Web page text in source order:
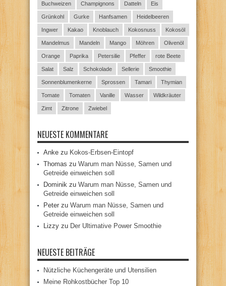
Buchweizen Champignons Datteln Eis
Grünkohl Gurke Hanfsamen Heidelbeeren
Ingwer Kakao Knoblauch Kokosnuss Kokosöl
Mandelmus Mandeln Mango Möhren Olivenöl
Orange Paprika Petersilie Pfeffer rote Beete
Salat Salz Schokolade Sellerie Smoothie
Sonnenblumenkerne Sprossen Tamari Thymian
Tomate Tomaten Vanille Wasser Wildkräuter
Zimt Zitrone Zwiebel
NEUESTE KOMMENTARE
Anke zu Kokos-Erbsen-Eintopf
Thomas zu Warum man Nüsse, Samen und
Getreide einweichen soll
Dominik zu Warum man Nüsse, Samen und
Getreide einweichen soll
Peter zu Warum man Nüsse, Samen und
Getreide einweichen soll
Lizzy zu Der Ultimative Power Smoothie
NEUESTE BEITRÄGE
Nützliche Küchengeräte und Utensilien
Meine Rohkostbücher Top 10